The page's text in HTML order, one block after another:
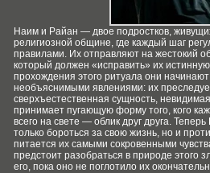
Наим и Райан — двое подростков,
религиозной общине, где каждый шаг
правилами. Их отправляют на жестокий
который должен «исправить» их
прохождения этого ритуала они начинают
необъяснимыми явлениями: их
сверхъестественная сущность,
принимает пугающую форму того, кого
всего на свете — облик друг друга.
только бороться за свою жизнь, но и
питается их самыми сокровенными
предстоит разобраться в природе этого
его, пока оно не поглотило их